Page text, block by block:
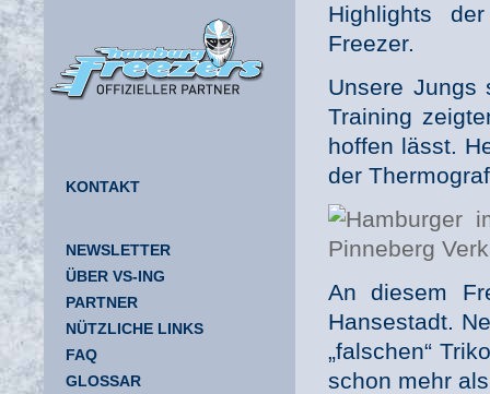
Highlights
Freezer.
Unsere Jungs
Training
hoffen lässt.
der
An diesem
Hansestadt.
„falschen“
schon mehr
KONTAKT
NEWSLETTER
ÜBER VS-ING
PARTNER
NÜTZLICHE LINKS
FAQ
GLOSSAR